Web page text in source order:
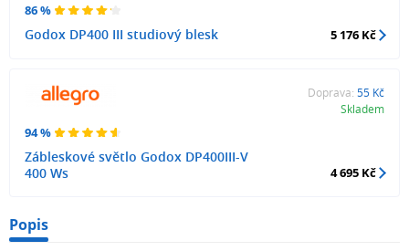
86 %
Godox DP400 III studiový blesk 5 176 Kč
94 %
Zábleskové světlo Godox DP400III-V
400 Ws
Doprava: 55 Kč
Skladem
4 695 Kč
Popis